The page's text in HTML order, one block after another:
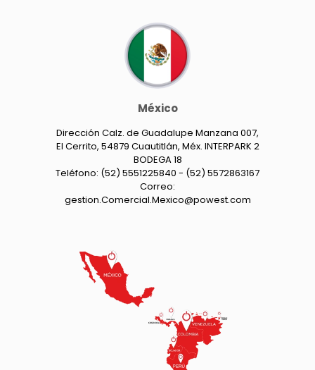
México
Dirección Calz. de Guadalupe Manzana 007,
El Cerrito, 54879 Cuautitlán, Méx. INTERPARK 2
BODEGA 18
Teléfono: (52) 5551225840 - (52) 5572863167
Correo:
gestion.Comercial.Mexico@powest.com